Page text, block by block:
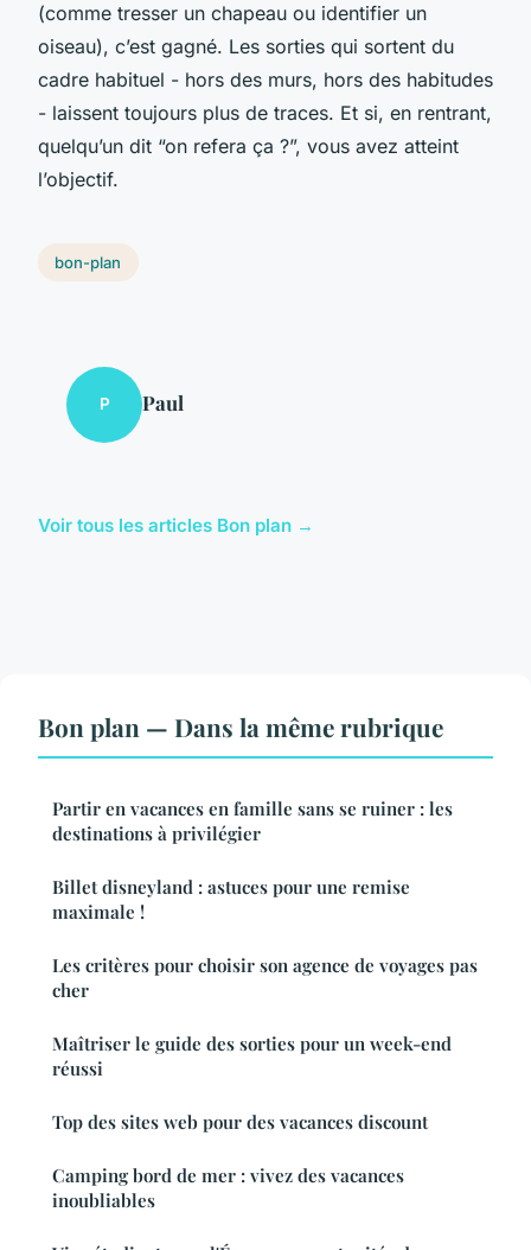
(comme tresser un chapeau ou identifier un
oiseau), c’est gagné. Les sorties qui sortent du
cadre habituel - hors des murs, hors des habitudes
- laissent toujours plus de traces. Et si, en rentrant,
quelqu’un dit “on refera ça ?”, vous avez atteint
l’objectif.
bon-plan
P Paul
Voir tous les articles Bon plan →
Bon plan — Dans la même rubrique
Partir en vacances en famille sans se ruiner : les
destinations à privilégier
Billet disneyland : astuces pour une remise
maximale !
Les critères pour choisir son agence de voyages pas
cher
Maîtriser le guide des sorties pour un week-end
réussi
Top des sites web pour des vacances discount
Camping bord de mer : vivez des vacances
inoubliables